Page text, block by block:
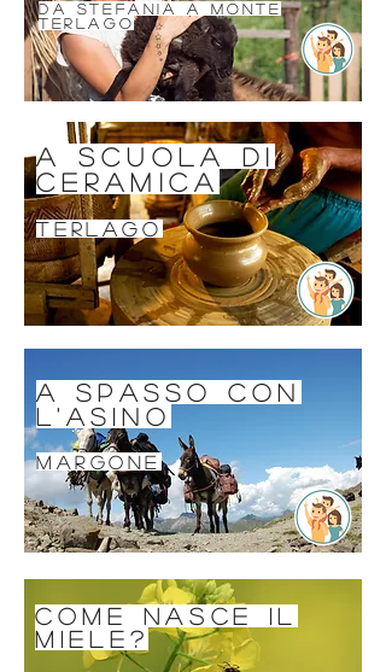
Da stefania a monte
terlago
a scuola di
ceramica
terlago
a spasso con
l'asino
margone
come nasce il
miele?